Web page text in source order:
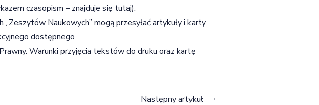
czasopism – znajduje się tutaj).
„Zeszytów Naukowych” mogą przesyłać artykuły i karty
dostępnego
. Warunki przyjęcia tekstów do druku oraz kartę
Następny artykuł